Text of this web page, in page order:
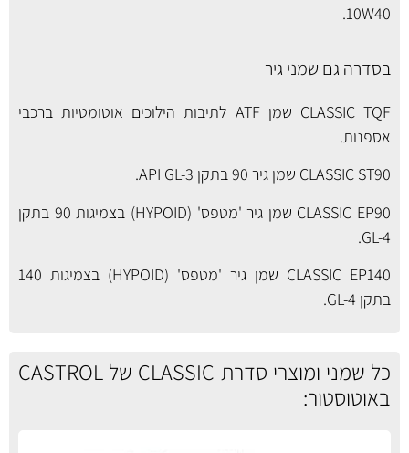
10W40.
בסדרה גם שמני גיר
CLASSIC TQF שמן ATF לתיבות הילוכים אוטומטיות ברכבי
אספנות.
CLASSIC ST90 שמן גיר 90 בתקן API GL-3.
CLASSIC EP90 שמן גיר 'מטפס' (HYPOID) בצמיגות 90 בתקן
GL-4.
CLASSIC EP140 שמן גיר 'מטפס' (HYPOID) בצמיגות 140
בתקן GL-4.
כל שמני ומוצרי סדרת CLASSIC של CASTROL
באוטוסטור: